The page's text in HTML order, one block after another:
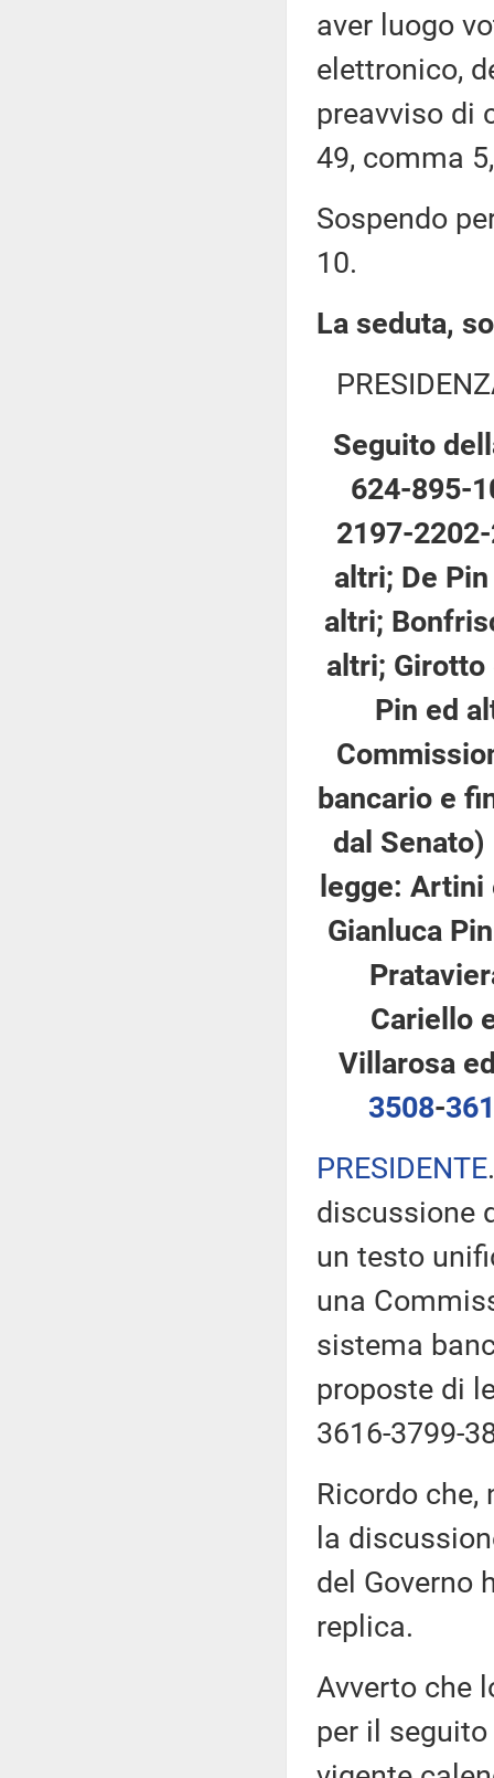
aver luogo
elettronico,
preavviso di
49, comma
Sospendo
10.
La seduta,
Seguito
624-895-
2197-
altri; De
altri;
altri; Girotto
Pin ed
bancario e
dal
legge:
Gianluca
Cariello
Villarosa
3508-
PRESIDENTE
discussione
un testo
una
sistema
proposte di
3616-3799-
Ricordo
la
del Governo
replica.
Avverto che
per il